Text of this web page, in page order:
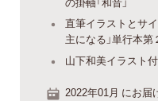
直筆イラストとサ
主になる」単行本第
山下和美イラスト付
2022年01月 にお届